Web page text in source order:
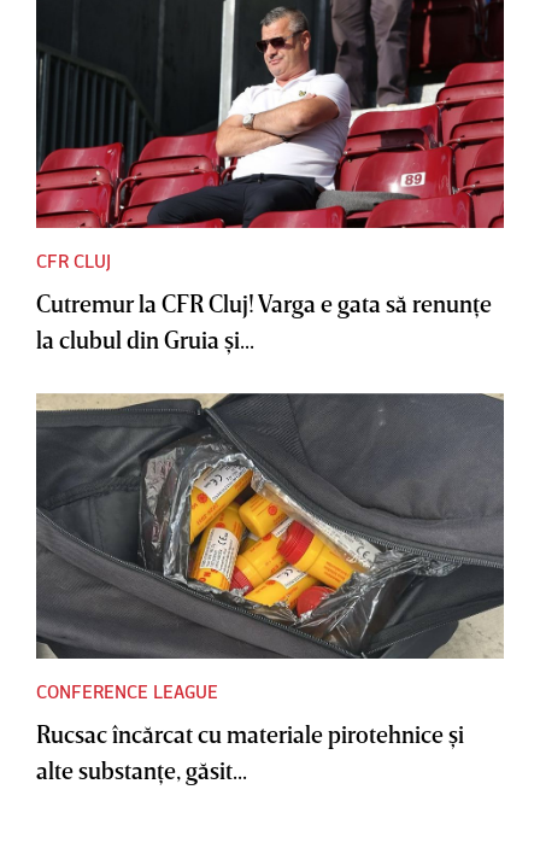
CFR CLUJ
Cutremur la CFR Cluj! Varga e gata să renunţe
la clubul din Gruia şi...
CONFERENCE LEAGUE
Rucsac încărcat cu materiale pirotehnice şi
alte substanţe, găsit...